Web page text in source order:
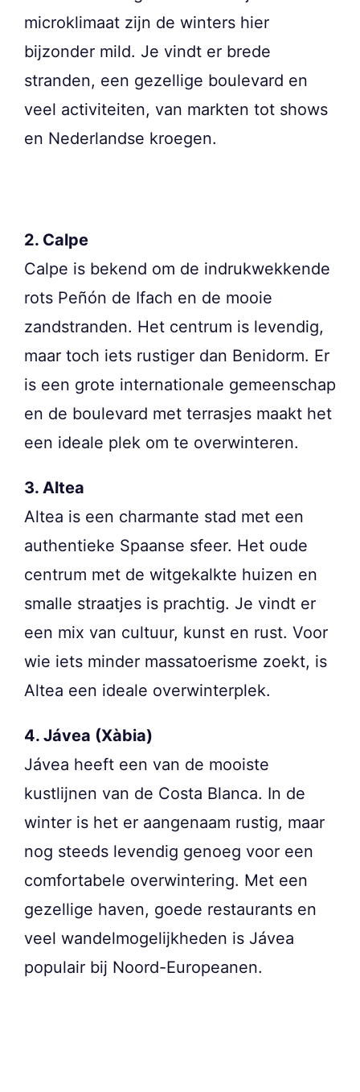
microklimaat zijn de winters hier
bijzonder mild. Je vindt er brede
stranden, een gezellige boulevard en
veel activiteiten, van markten tot shows
en Nederlandse kroegen.
2. Calpe
Calpe is bekend om de indrukwekkende
rots Peñón de Ifach en de mooie
zandstranden. Het centrum is levendig,
maar toch iets rustiger dan Benidorm. Er
is een grote internationale gemeenschap
en de boulevard met terrasjes maakt het
een ideale plek om te overwinteren.
3. Altea
Altea is een charmante stad met een
authentieke Spaanse sfeer. Het oude
centrum met de witgekalkte huizen en
smalle straatjes is prachtig. Je vindt er
een mix van cultuur, kunst en rust. Voor
wie iets minder massatoerisme zoekt, is
Altea een ideale overwinterplek.
4. Jávea (Xàbia)
Jávea heeft een van de mooiste
kustlijnen van de Costa Blanca. In de
winter is het er aangenaam rustig, maar
nog steeds levendig genoeg voor een
comfortabele overwintering. Met een
gezellige haven, goede restaurants en
veel wandelmogelijkheden is Jávea
populair bij Noord-Europeanen.